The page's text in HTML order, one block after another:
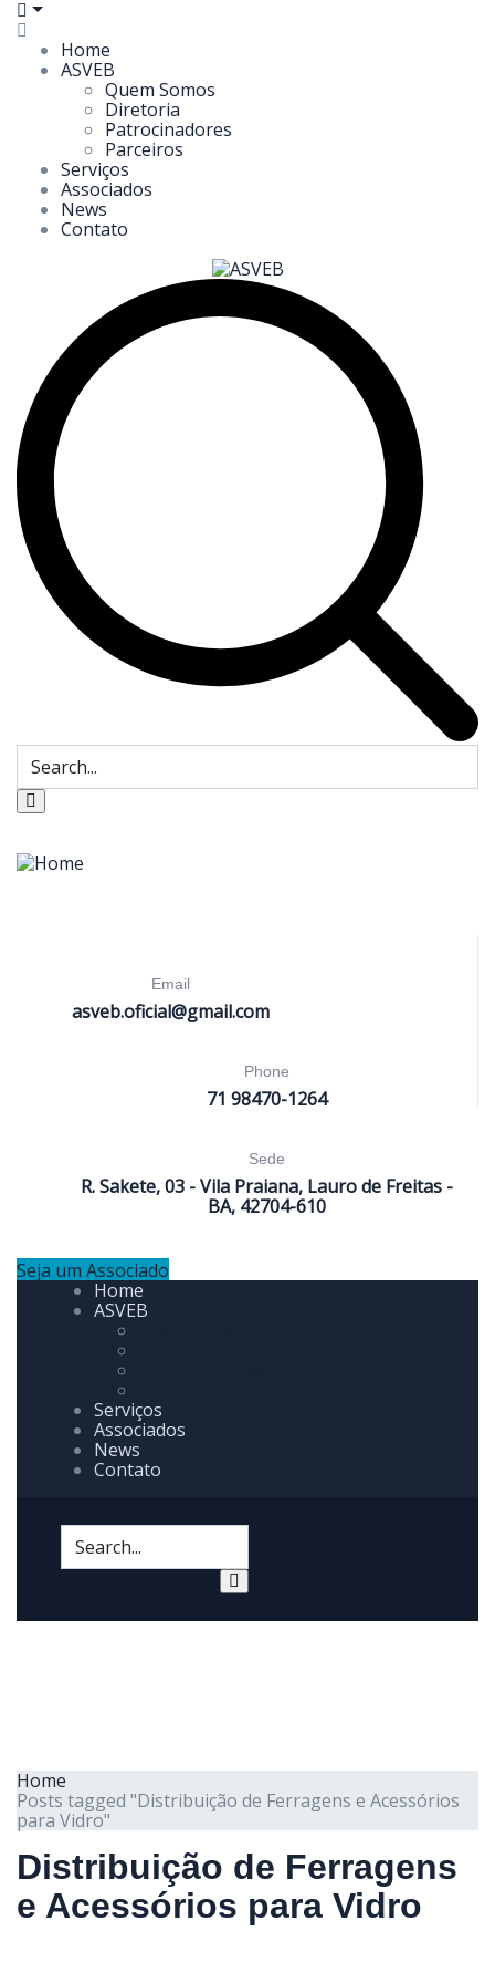
Home
ASVEB
Quem Somos
Diretoria
Patrocinadores
Parceiros
Serviços
Associados
News
Contato
Email
asveb.oficial@gmail.com
Phone
71 98470-1264
Sede
R. Sakete, 03 - Vila Praiana, Lauro de Freitas -
BA, 42704-610
Seja um Associado
Home
ASVEB
Serviços
Associados
News
Contato
Home
Posts tagged "Distribuição de Ferragens e Acessórios
para Vidro"
Distribuição de Ferragens
e Acessórios para Vidro